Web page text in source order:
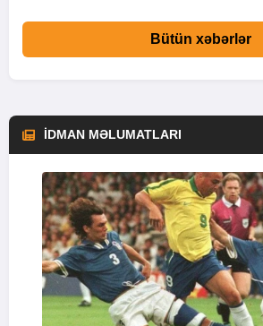
Bütün xəbərlər
İDMAN MƏLUMATLARI